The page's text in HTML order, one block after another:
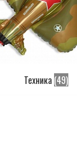
Техника (49)